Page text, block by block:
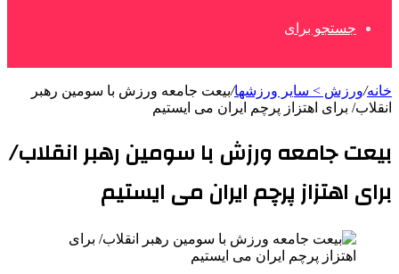
جستجو برای
خانه/ورزش > سایر ورزشها/بیعت جامعه ورزش با سومین رهبر
انقلاب/ برای اهتزاز پرچم ایران می ایستیم
بیعت جامعه ورزش با سومین رهبر انقلاب/
برای اهتزاز پرچم ایران می ایستیم